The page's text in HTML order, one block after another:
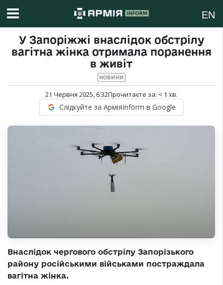
EN
У Запоріжжі внаслідок обстрілу
вагітна жінка отримала поранення
в живіт
НОВИНИ
21 Червня 2025, 6:32Прочитаєте за: < 1 хв.
Слідкуйте за АрміяInform в Google
Внаслідок чергового обстрілу Запорізького
району російськими військами постраждала
вагітна жінка.